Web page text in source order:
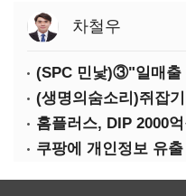
차철우
쿠팡에 개인정보 유